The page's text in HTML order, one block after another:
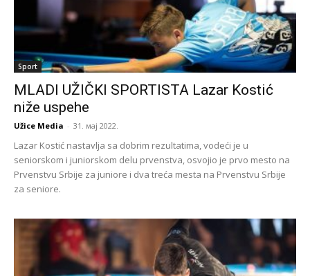
Sport
MLADI UŽIČKI SPORTISTA Lazar Kostić
niže uspehe
Užice Media - 31. мај 2022.
Lazar Kostić nastavlja sa dobrim rezultatima, vodeći je u
seniorskom i juniorskom delu prvenstva, osvojio je prvo mesto na
Prvenstvu Srbije za juniore i dva treća mesta na Prvenstvu Srbije
za seniore.